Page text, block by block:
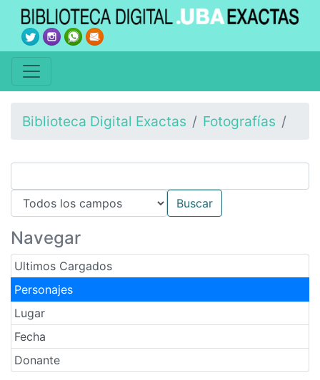
Biblioteca Digital Exactas Fotografías
Navegar
Ultimos Cargados
Personajes
Lugar
Fecha
Donante